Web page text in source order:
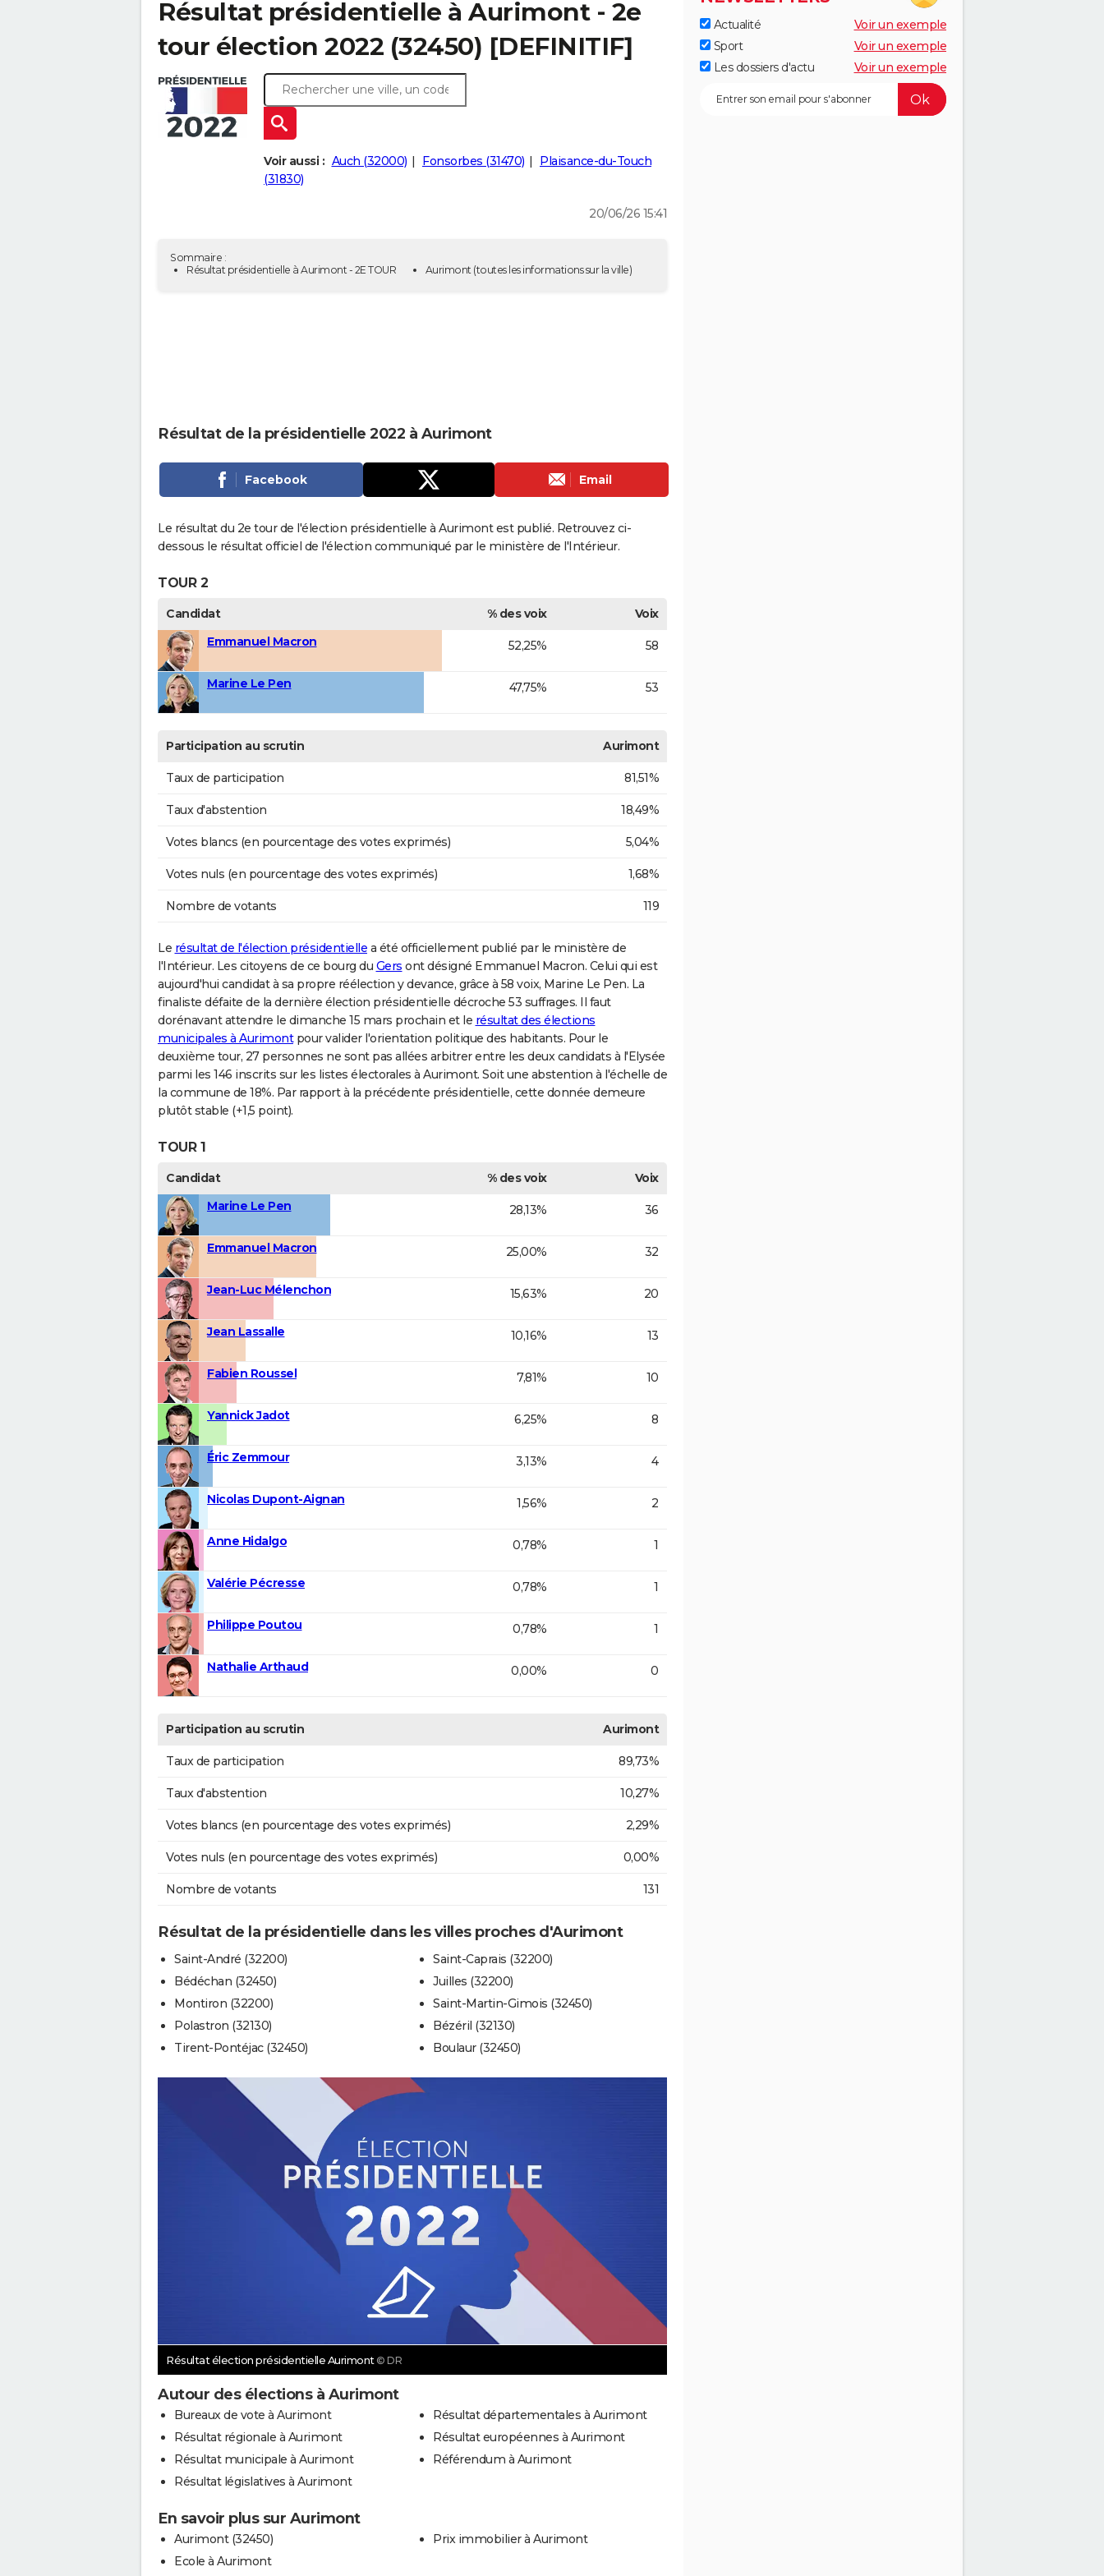
Résultat présidentielle à Aurimont - 2e
tour élection 2022 (32450) [DEFINITIF]
Voir aussi : Auch (32000) Fonsorbes (31470)
Plaisance-du-Touch
(31830)
20/06/26 15:41
Sommaire :
Résultat présidentielle à Aurimont - 2E TOUR
Aurimont(toutes les informations sur la ville)
Résultat de la présidentielle 2022 à Aurimont
Facebook Email
Le résultat du 2e tour de l'élection présidentielle à Aurimont est publié. Retrouvez ci-
dessous le résultat officiel de l'élection communiqué par le ministère de l'Intérieur.
TOUR 2
Candidat % des voix
Voix
Emmanuel Macron
52,25% 58
Marine Le Pen 47,75% 53
Participation au scrutin Aurimont
Taux de participation 81,51%
Taux d'abstention 18,49%
Votes blancs (en pourcentage des votes exprimés) 5,04%
Votes nuls (en pourcentage des votes exprimés) 1,68%
Nombre de votants 119
Le résultat de l'élection présidentielle a été officiellement publié par le ministère de
l'Intérieur. Les citoyens de ce bourg du Gers ont désigné Emmanuel Macron. Celui qui est
aujourd'hui candidat à sa propre réélection y devance, grâce à 58 voix, Marine Le Pen. La
finaliste défaite de la dernière élection présidentielle décroche 53 suffrages. Il faut
dorénavant attendre le dimanche 15 mars prochain et le résultat des élections
municipales à Aurimontpour valider l'orientation politique des habitants. Pour le
deuxième tour, 27 personnes ne sont pas allées arbitrer entre les deux candidats à l'Elysée
parmi les 146 inscrits sur les listes électorales à Aurimont. Soit une abstention à l'échelle de
la commune de 18%. Par rapport à la précédente présidentielle, cette donnée demeure
plutôt stable (+1,5 point).
TOUR 1
Candidat % des voix
Voix
Marine Le Pen
28,13% 36
Emmanuel Macron 25,00% 32
Jean-Luc Mélenchon 15,63% 20
Jean Lassalle 10,16% 13
Fabien Roussel 7,81% 10
Yannick Jadot 6,25% 8
Éric Zemmour 3,13% 4
Nicolas Dupont-Aignan 1,56% 2
Anne Hidalgo 0,78% 1
Valérie Pécresse 0,78% 1
Philippe Poutou 0,78% 1
Nathalie Arthaud 0,00% 0
Participation au scrutin Aurimont
Taux de participation 89,73%
Taux d'abstention 10,27%
Votes blancs (en pourcentage des votes exprimés) 2,29%
Votes nuls (en pourcentage des votes exprimés) 0,00%
Nombre de votants 131
Résultat de la présidentielle dans les villes proches d'Aurimont
Saint-André (32200)
Bédéchan (32450)
Montiron (32200)
Polastron (32130)
Tirent-Pontéjac (32450)
Saint-Caprais (32200)
Juilles (32200)
Saint-Martin-Gimois (32450)
Bézéril (32130)
Boulaur (32450)
Résultat élection présidentielle Aurimont © DR
Autour des élections à Aurimont
Bureaux de vote à Aurimont
Résultat régionale à Aurimont
Résultat municipale à Aurimont
Résultat législatives à Aurimont
Résultat départementales à Aurimont
Résultat européennes à Aurimont
Référendum à Aurimont
En savoir plus sur Aurimont
Aurimont (32450)
Ecole à Aurimont
Prix immobilier à Aurimont
Actualité
Voir un exemple
Sport
Voir un exemple
Les dossiers d'actu
Voir un exemple